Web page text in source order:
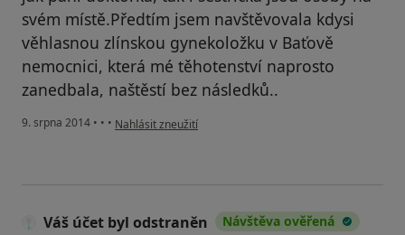
svém místě.Předtím jsem navštěvovala kdysi
věhlasnou zlínskou gynekoložku v Baťově
nemocnici, která mé těhotenství naprosto
zanedbala, naštěstí bez následků..
9. srpna 2014 • • • podle názoru uživatele Váš účet byl odstraněn
Nahlásit zneužití
Váš účet byl odstraněn Návštěva ověřená